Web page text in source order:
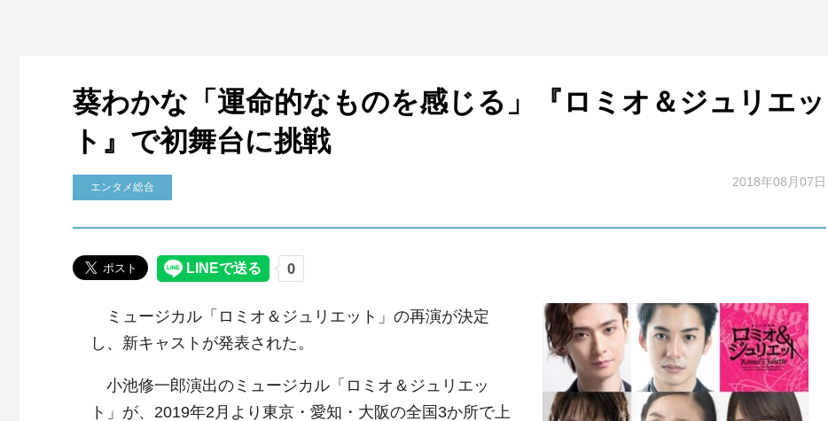
葵わかな「運命的なものを感じる」『ロミオ＆ジュリエッ
ト』で初舞台に挑戦
エンタメ総合 2018年08月07日
ミュージカル「ロミオ＆ジュリエット」の再演が決定
し、新キャストが発表された。
小池修一郎演出のミュージカル「ロミオ＆ジュリエッ
ト」が、2019年2月より東京・愛知・大阪の全国3か所で上